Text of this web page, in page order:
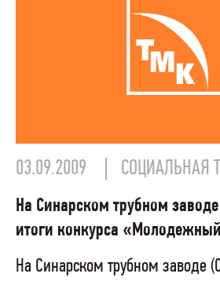
03.09.2009 СОЦИАЛЬНАЯ
На Синарском трубном
итоги конкурса
На Синарском трубном заводе